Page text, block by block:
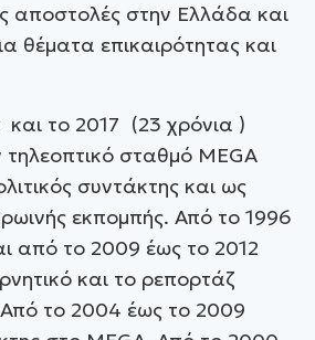
αποστολές στην Ελλάδα και
θέματα επικαιρότητας και
το 2017 (23 χρόνια )
σταθμό ΜΕGA
συντάκτης και ως
εκπομπής. Από το 1996
από το 2009 έως το 2012
και το ρεπορτάζ
το 2004 έως το 2009